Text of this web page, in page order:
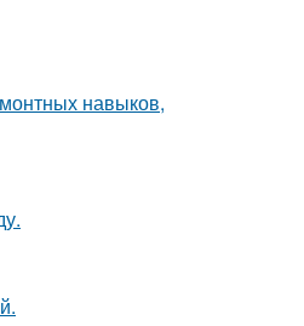
навыков,